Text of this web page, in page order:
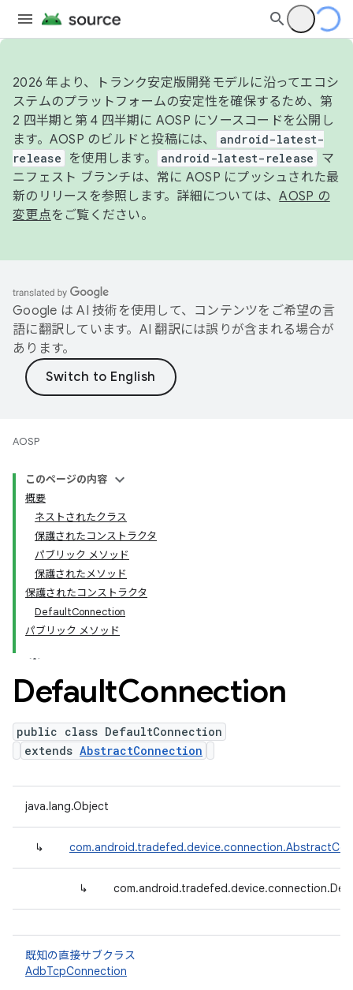
2026 年より、トランク安定版開発モデルに沿ってエコシ
ステムのプラットフォームの安定性を確保するため、第
2 四半期と第 4 四半期に AOSP にソースコードを公開し
ます。AOSP のビルドと投稿には、
android-latest-
release
を使用します。 android-latest-release
マ
ニフェスト ブランチは、常に AOSP にプッシュされた最
新のリリースを参照します。詳細については、AOSP の
変更点をご覧ください。
Google は AI 技術を使用して、コンテンツをご希望の言
語に翻訳しています。AI 翻訳には誤りが含まれる場合が
あります。
AOSP
このページの内容
概要
ネストされたクラス
保護されたコンストラクタ
パブリック メソッド
保護されたメソッド
保護されたコンストラクタ
DefaultConnection
パブリック メソッド
DefaultConnection
public class DefaultConnection
extends AbstractConnection
java.lang.Object
↳
↳
既知の直接サブクラス
AdbTcpConnection